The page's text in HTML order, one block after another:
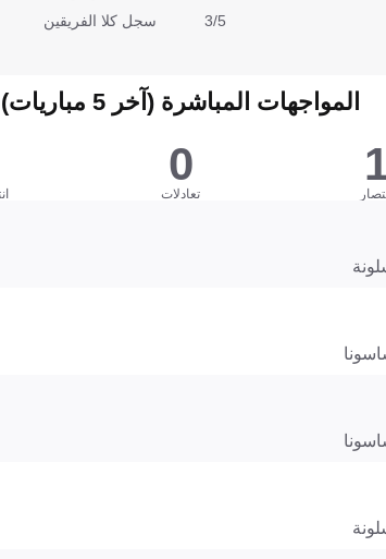
3/5
سجل كلا الفريقين
المواجهات المباشرة (آخر 5 مباريات)
0
تعادلات